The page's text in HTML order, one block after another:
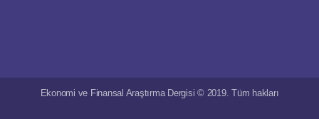
Ekonomi ve Finansal Araştırma Dergisi © 2019. Tüm hakları